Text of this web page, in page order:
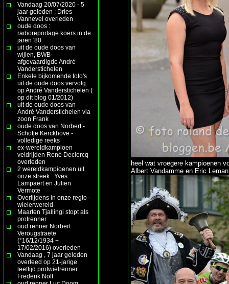
Vandaag 20/07/2020 - 5
jaar geleden : Dries
Vannevel overleden
oude doos :
radioreportage koers in de
jaren '80
uit de oude doos van
wijlen, BWB-
afgevaardigde André
Vanderstichelen
Enkele bijkomende foto's
uit de oude doos vervolg
op André Vanderstichelen (
op dit blog 01/2012)
uit de oude doos van
André Vanderstichelen via
zoon Frank
oude doos van Norbert -
Schotje Kerckhove -
volledige reeks
ex-wereldkampioen
veldrijden René Declercq
overleden
2 wereldkampioenen uit
onze streek : Yves
Lampaert en Julien
Vermote
Overlijdens in onze regio -
wielerwereld
Maarten Tjallingi stopt als
profrenner
oud renner Norbert
Verougstraete
(°16/12/1934 +
17/02/2016) overleden
Vandaag , 7 jaar geleden
overleed op 21-jarige
leeftijd profwielrenner
Frederik Nolf
heel wat vroegere kampioenen
Albert Vandamme en Eric Leman